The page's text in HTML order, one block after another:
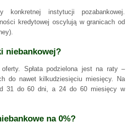
instytucji pozabankowej.
kredytowej oscylują w granicach od
niebankowej?
Spłata podzielona jest na raty –
do nawet kilkudziesięciu miesięcy. Na
31 do 60 dni, a 24 do 60 miesięcy w
na 0%?